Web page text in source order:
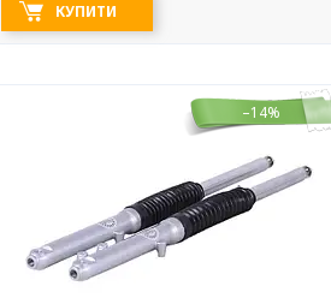
КУПИТИ
–14%